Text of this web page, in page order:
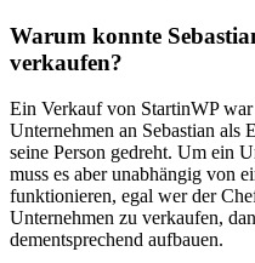
Warum konnte
verkaufen?
Ein Verkauf von StartinWP
Unternehmen an Sebastian als
seine Person gedreht. Um ein
muss es aber unabhängig von
funktionieren, egal wer der
Unternehmen zu verkaufen,
dementsprechend aufbauen.